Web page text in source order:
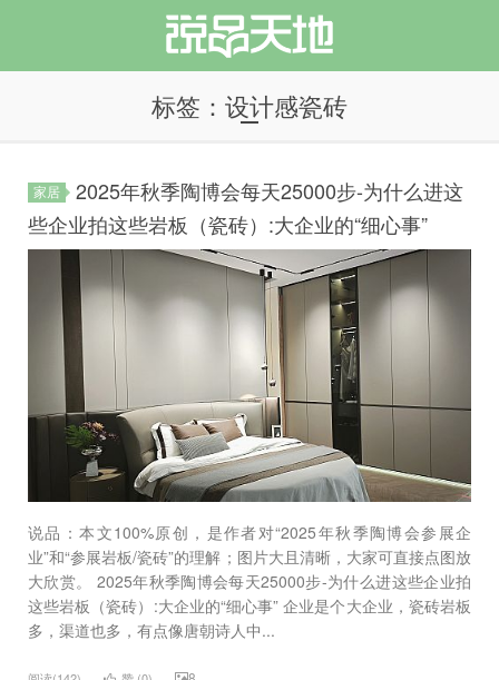
说品天地
标签：设计感瓷砖
家居
2025年秋季陶博会每天25000步-为什么进这
些企业拍这些岩板（瓷砖）:大企业的“细心事”
说品：本文100%原创，是作者对“2025年秋季陶博会参展企
业”和“参展岩板/瓷砖”的理解；图片大且清晰，大家可直接点图放
大欣赏。 2025年秋季陶博会每天25000步-为什么进这些企业拍
这些岩板（瓷砖）:大企业的“细心事” 企业是个大企业，瓷砖岩板
多，渠道也多，有点像唐朝诗人中...